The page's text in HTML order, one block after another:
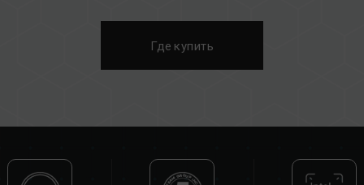
Создающий высокое давление воздуха
вентилятор с ШИМ-управлением и ARGB-
холодной штамповки с компактными
Простая установка «все в одном» для
Где купить